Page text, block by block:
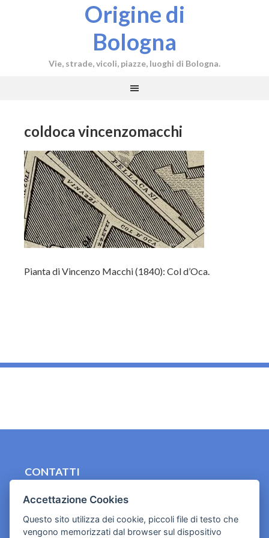
Origine di
Bologna
Vie, strade, vicoli, piazze, luoghi di Bologna.
coldoca vincenzomacchi
Pianta di Vincenzo Macchi (1840): Col d’Oca.
CONTATTI
Cookies e informativa privacy
Accettazione Cookies
Questo sito utilizza dei cookie, piccoli file di testo che
vengono memorizzati dal browser sul dispositivo